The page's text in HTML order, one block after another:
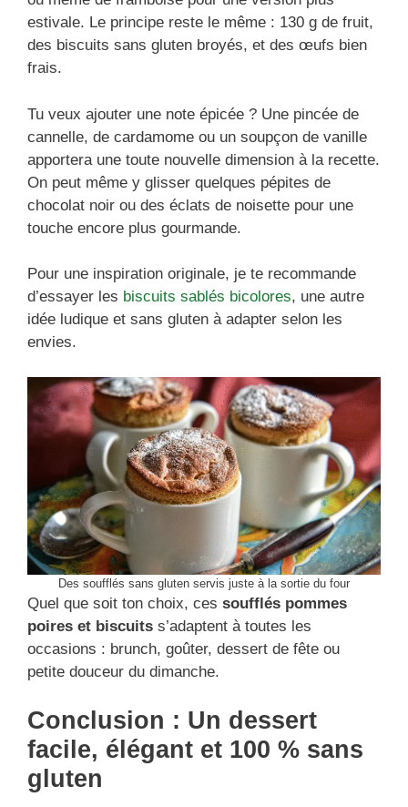
estivale. Le principe reste le même : 130 g de fruit,
des biscuits sans gluten broyés, et des œufs bien
frais.
Tu veux ajouter une note épicée ? Une pincée de
cannelle, de cardamome ou un soupçon de vanille
apportera une toute nouvelle dimension à la recette.
On peut même y glisser quelques pépites de
chocolat noir ou des éclats de noisette pour une
touche encore plus gourmande.
Pour une inspiration originale, je te recommande
d’essayer les biscuits sablés bicolores, une autre
idée ludique et sans gluten à adapter selon les
envies.
Des soufflés sans gluten servis juste à la sortie du four
Quel que soit ton choix, ces soufflés pommes
poires et biscuits s’adaptent à toutes les
occasions : brunch, goûter, dessert de fête ou
petite douceur du dimanche.
Conclusion : Un dessert
facile, élégant et 100 % sans
gluten